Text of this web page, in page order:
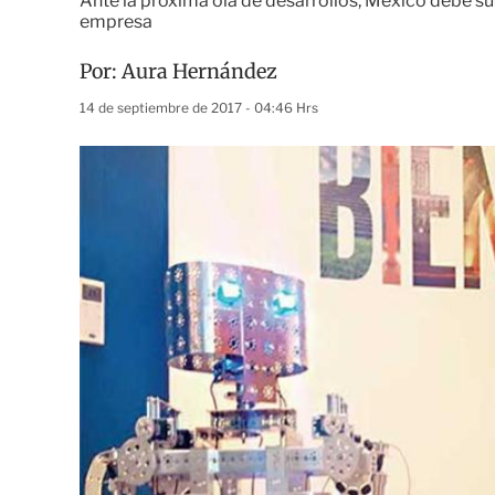
empresa
Por:Aura Hernández
14 de septiembre de 2017 - 04:46 Hrs